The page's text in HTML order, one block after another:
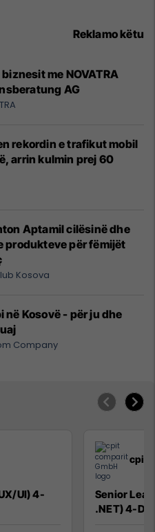
Reklamo këtu
me NOVATRA
AG
rekordin e trafikut mobil
arrin kulmin prej 60
Aptamil cilësinë dhe
produkteve për fëmijët
Kosova
në Kosovë - për ju dhe
Company
UI) 4-
cpit
Senior
.NET) 4-